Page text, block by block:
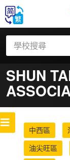
SHUN
中西區
油尖旺區